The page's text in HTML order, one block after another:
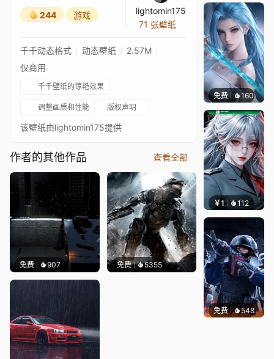
244 游戏
lightomin175
71 张壁纸
千千动态格式 动态壁纸
2.57M
仅商用
千千壁纸的惊艳效果
调整画质和性能 版权声明
该壁纸由lightomin175提供
作者的其他作品 查看全部
免费 907 免费 5355
免费 160好看
￥1 112 宅婳氏
免费 548小鬼